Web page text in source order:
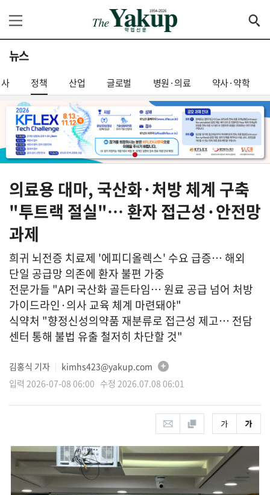
뉴스
정책 산업 글로벌 병원·의료 약사·약학
의료용 대마, 국산화·처방 체계 구축
"투트랙 절실"… 환자 접근성·안전망
과제
희귀 뇌전증 치료제 '에피디올렉스' 수요 급증… 해외
단일 공급망 의존에 환자 불편 가중
전문가들 "API 국산화 골든타임… 원료 공급 넘어 처방
가이드라인·의사 교육 체계 마련돼야"
식약처 "향정신성의약품 재분류로 접근성 제고… 전담
센터 통해 불법 유출 철저히 차단할 것"
김홍식 기자
kimhs423@yakup.com
입력 2026-07-08 06:00 수정 2026.07.08 06:01